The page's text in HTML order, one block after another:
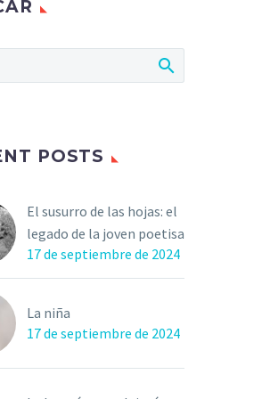
POSTS
El susurro de las hojas: el
legado de la joven poetisa
17 de septiembre de 2024
La niña
17 de septiembre de 2024